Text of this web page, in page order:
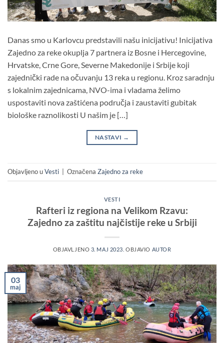
Danas smo u Karlovcu predstavili našu inicijativu! Inicijativa
Zajedno za reke okuplja 7 partnera iz Bosne i Hercegovine,
Hrvatske, Crne Gore, Severne Makedonije i Srbije koji
zajednički rade na očuvanju 13 reka u regionu. Kroz saradnju
s lokalnim zajednicama, NVO-ima i vladama želimo
uspostaviti nova zaštićena područja i zaustaviti gubitak
biološke raznolikosti U našim je […]
NASTAVI →
Objavljeno uVesti Označena Zajedno za reke
VESTI
Rafteri iz regiona na Velikom Rzavu:
Zajedno za zaštitu najčistije reke u Srbiji
OBJAVLJENO 3. MAJ 2023. OBJAVIO AUTOR
03
maj